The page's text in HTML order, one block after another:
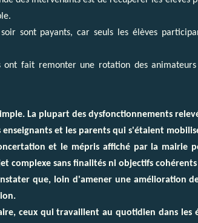
sont payants, car seuls les élèves
ont fait remonter une rotation des
La plupart des dysfonctionnements
enseignants et les parents qui s'étaient
et le mépris affiché par la mairie
complexe sans finalités ni objectifs
que, loin d'amener une amélioration
ceux qui travaillent au quotidien dans